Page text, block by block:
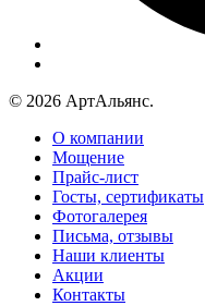
© 2026 АртАльянс.
О компании
Мощение
Прайс-лист
Госты, сертификаты
Фотогалерея
Письма, отзывы
Наши клиенты
Акции
Контакты